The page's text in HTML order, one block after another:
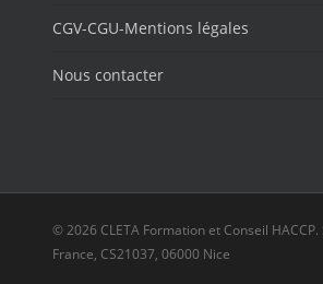
CGV-CGU-Mentions légales
Nous contacter
© 2026 CLETA Formation et Conseil
France, CS21037, 06000 Nice